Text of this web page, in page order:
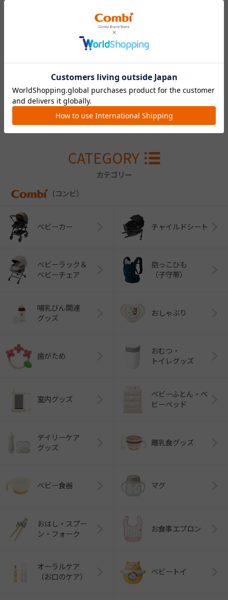
ウーリーウルフ ロー
プリード 10mm
CATEGORY
カテゴリー
（コンビ）
ベビーカー チャイルドシート
ベビーラック＆
ベビーチェア
抱っこひも
（子守帯）
哺乳びん関連
グッズ
おしゃぶり
歯がため
おむつ・
トイレグッズ
室内グッズ
ベビーふとん・ベ
ビーベッド
デイリーケア
グッズ
離乳食グッズ
ベビー食器 マグ
おはし・スプー
ン・フォーク
お食事エプロン
オーラルケア
（お口のケア）
ベビートイ